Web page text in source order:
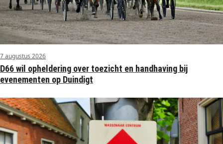
7 augustus 2026
D66 wil opheldering over toezicht en handhaving bij
evenementen op Duindigt